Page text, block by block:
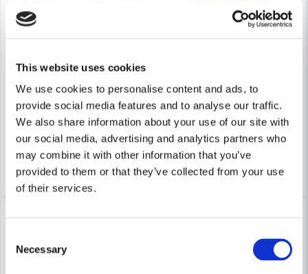
This website uses cookies
We use cookies to personalise content and ads, to
provide social media features and to analyse our traffic.
We also share information about your use of our site with
our social media, advertising and analytics partners who
may combine it with other information that you’ve
provided to them or that they’ve collected from your use
of their services.
Selection
Necessary
Fresh Tallriksventil 180
201 kr
156 kr
Leveranstid ifrån leverantör ca
3-7 arbetsdagar
Köp
349 kr
268 kr
Leveranstid ifrån leverantör ca
3-7 arbetsdagar
Köp